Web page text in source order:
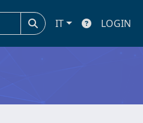
IT LOGIN